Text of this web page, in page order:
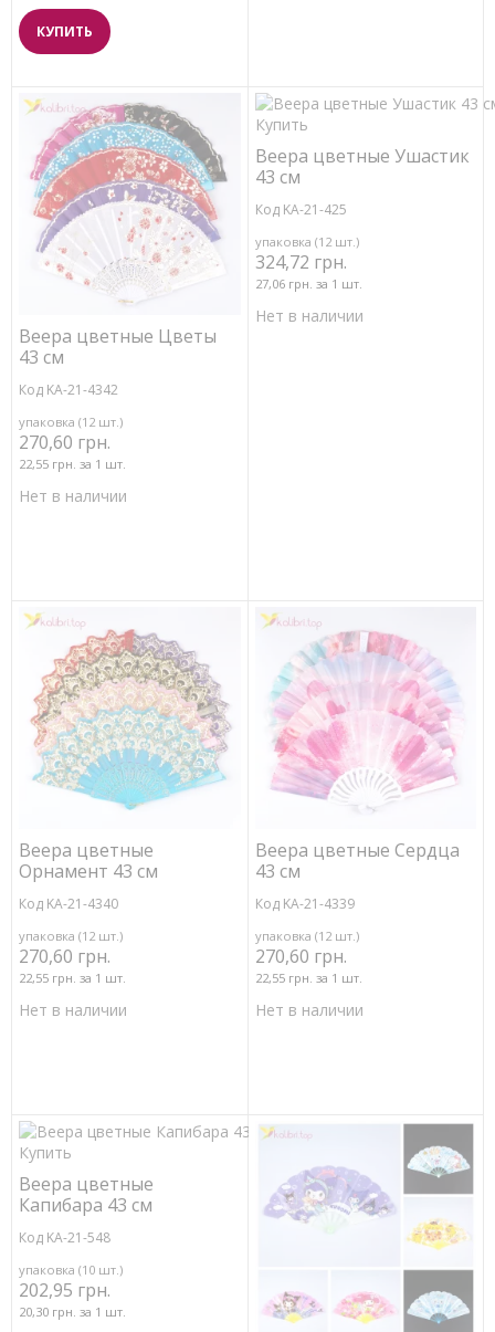
КУПИТЬ
Веера цветные Цветы
43 см
Код KA-21-4342
упаковка (12 шт.)
270,60 грн.
22,55 грн. за 1 шт.
Нет в наличии
Веера цветные Ушастик
43 см
Код KA-21-425
упаковка (12 шт.)
324,72 грн.
27,06 грн. за 1 шт.
Нет в наличии
Веера цветные
Орнамент 43 см
Код KA-21-4340
упаковка (12 шт.)
270,60 грн.
22,55 грн. за 1 шт.
Нет в наличии
Веера цветные Сердца
43 см
Код KA-21-4339
упаковка (12 шт.)
270,60 грн.
22,55 грн. за 1 шт.
Нет в наличии
Веера цветные
Капибара 43 см
Код KA-21-548
упаковка (10 шт.)
202,95 грн.
20,30 грн. за 1 шт.